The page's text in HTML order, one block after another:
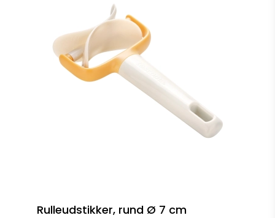
Rulleudstikker, rund Ø 7 cm